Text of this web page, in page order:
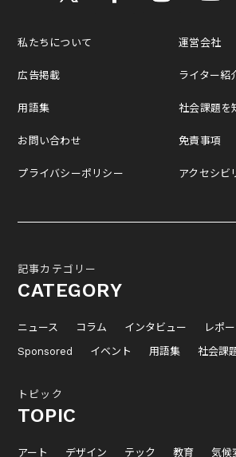
私たちについて
広告掲載
用語集
お問い合わせ
プライバシーポリシー
運営会社
ライター紹
社会課題を
免責事項
アクセシビ
記事カテゴリー
CATEGORY
ニュース コラム インタビュー レポ
Sponsored
イベント 用語集 社会課
トピック
TOPIC
アート デザイン テック 教育 気候